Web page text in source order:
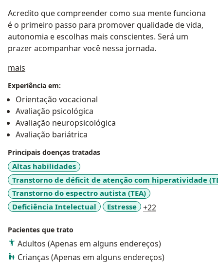
Acredito que compreender como sua mente funciona
é o primeiro passo para promover qualidade de vida,
autonomia e escolhas mais conscientes. Será um
prazer acompanhar você nessa jornada.
mais
Experiência em:
Orientação vocacional
Avaliação psicológica
Avaliação neuropsicológica
Avaliação bariátrica
Principais doenças tratadas
Altas habilidades
Transtorno de déficit de atenção com hiperatividade
Transtorno do espectro autista (TEA)
Deficiência Intelectual
Estresse +22
Pacientes que trato
Adultos (Apenas em alguns endereços)
Crianças (Apenas em alguns endereços)